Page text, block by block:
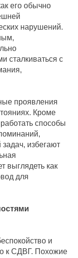
его обычно
нарушений.
сталкиваться с
проявления
Кроме
способы
избегают
выглядеть как
для
и
к СДВГ. Похожие